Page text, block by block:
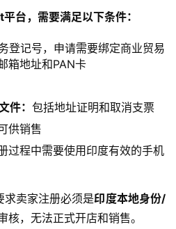
台，需要满足以下条件：
登记号，申请需要绑定商业贸易
箱地址和PAN卡
件： 包括地址证明和取消支票
供销售
过程中需要使用印度有效的手机
卖家注册必须是印度本地身份/
核，无法正式开店和销售。